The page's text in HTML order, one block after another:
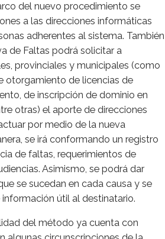
del nuevo procedimiento se
a las direcciones informáticas
adherentes al sistema. También
de Faltas podrá solicitar a
provinciales y municipales (como
otorgamiento de licencias de
de inscripción de dominio en
otras) el aporte de direcciones
por medio de la nueva
se irá conformando un registro
de faltas, requerimientos de
Asimismo, se podrá dar
se sucedan en cada causa y se
útil al destinatario.
del método ya cuenta con